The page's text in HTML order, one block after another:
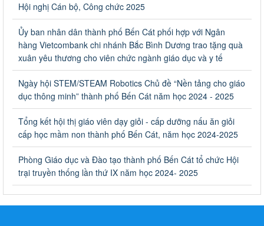
bổng, hỗ trợ của Chương trình "Tiếp sức đến trường" năm
học 2023-2024
Về việc thống kê, lập danh sách đề xuất học sinh nhận học bổng,
hỗ trợ của Chương trình "Tiếp sức đến trường" năm học 2023-
2024
Triển khai Kế hoạch Triển khai các hoạt động hưởng ứng
phong trào vệ sinh yêu nước nâng cao sức khỏe nhân dân
năm 2023
Triển khai Kế hoạch Triển khai các hoạt động hưởng ứng phong
trào vệ sinh yêu nước nâng cao sức khỏe nhân dân năm 2023
Ngày ban hành: 10/08/2023
Khẩn trương triển khai các biện pháp tăng cường công tác
Hội nghị Cán bộ, Công chức 2025
Ủy ban nhân dân thành phố Bến Cát phối hợp với Ngân
hàng Vietcombank chi nhánh Bắc Bình Dương trao tặng quà
xuân yêu thương cho viên chức ngành giáo dục và y tế
Ngày hội STEM/STEAM Robotics Chủ đề “Nền tảng cho giáo
dục thông minh” thành phố Bến Cát năm học 2024 - 2025
Tổng kết hội thị giáo viên dạy giỏi - cấp dưỡng nấu ăn giỏi
cấp học mầm non thành phố Bến Cát, năm học 2024-2025
Phòng Giáo dục và Đào tạo thành phố Bến Cát tổ chức Hội
trại truyền thống lần thứ IX năm học 2024- 2025